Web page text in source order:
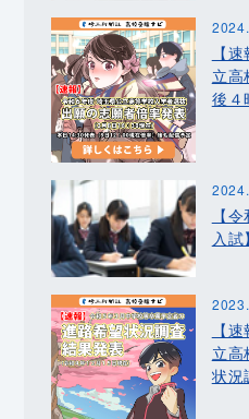
【
立高
後４
【
入
【
立高
状況